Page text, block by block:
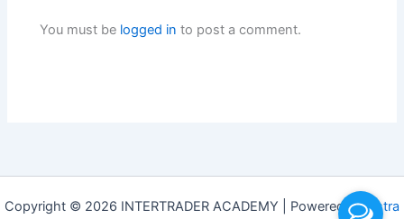
You must be logged in to post a comment.
Copyright © 2026 INTERTRADER ACADEMY | Powered byAstra